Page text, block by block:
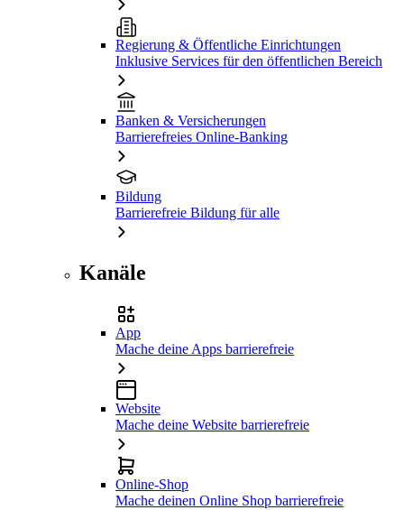
Regierung & Öffentliche Einrichtungen
Inklusive Services für den öffentlichen Bereich
Banken & Versicherungen
Barrierefreies Online-Banking
Bildung
Barrierefreie Bildung für alle
Kanäle
App
Mache deine Apps barrierefreie
Website
Mache deine Website barrierefreie
Online-Shop
Mache deinen Online Shop barrierefreie